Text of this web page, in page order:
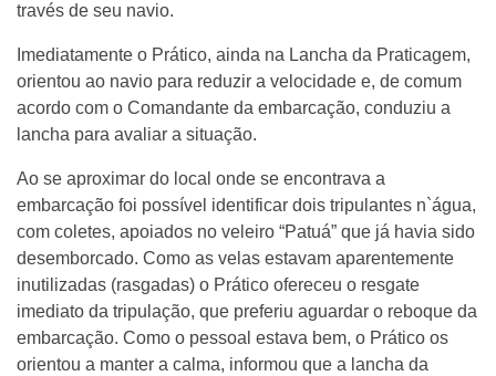
través de seu navio.
Imediatamente o Prático, ainda na Lancha da Praticagem,
orientou ao navio para reduzir a velocidade e, de comum
acordo com o Comandante da embarcação, conduziu a
lancha para avaliar a situação.
Ao se aproximar do local onde se encontrava a
embarcação foi possível identificar dois tripulantes n`água,
com coletes, apoiados no veleiro “Patuá” que já havia sido
desemborcado. Como as velas estavam aparentemente
inutilizadas (rasgadas) o Prático ofereceu o resgate
imediato da tripulação, que preferiu aguardar o reboque da
embarcação. Como o pessoal estava bem, o Prático os
orientou a manter a calma, informou que a lancha da